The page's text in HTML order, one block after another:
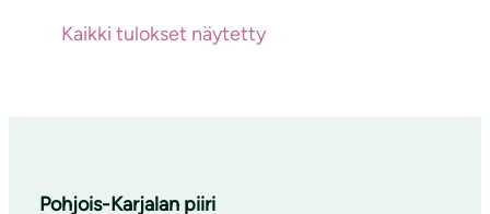
Haun tulokset
Kaikki tulokset näytetty
Pohjois-Karjalan piiri